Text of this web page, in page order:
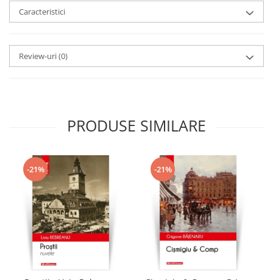
Caracteristici
Review-uri(0)
PRODUSE SIMILARE
-21% -21%